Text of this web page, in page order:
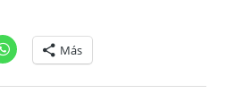
Más